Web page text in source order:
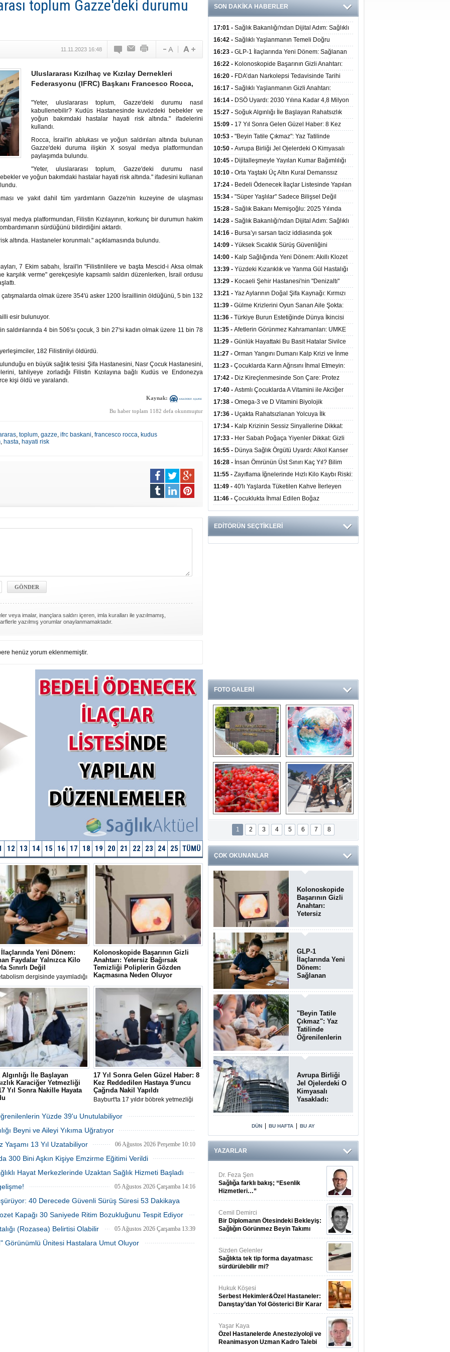
toplum Gazze'deki durumu
11.11.2023 16:48
Uluslararası Kızılhaç ve Kızılay Dernekleri
Federasyonu (IFRC) Başkanı Francesco Rocca,
"Yeter, uluslararası toplum, Gazze'deki durumu nasıl
kabullenebilir? Kudüs Hastanesinde kuvözdeki bebekler ve
yoğun bakımdaki hastalar hayati risk altında." ifadelerini
kullandı.
Rocca, İsrail'in ablukası ve yoğun saldırıları altında bulunan
Gazze'deki duruma ilişkin X sosyal medya platformundan
paylaşımda bulundu.
"Yeter, uluslararası toplum, Gazze'deki durumu nasıl
ve yoğun bakımdaki hastalar hayati risk altında." ifadesini kullanan
ve yakıt dahil tüm yardımların Gazze'nin kuzeyine de ulaşması
medya platformundan, Filistin Kızılayının, korkunç bir durumun hakim
sürdüğünü bildirdiğini aktardı.
altında. Hastaneler korunmalı." açıklamasında bulundu.
7 Ekim sabahı, İsrail'in "Filistinlilere ve başta Mescid-i Aksa olmak
verme" gerekçesiyle kapsamlı saldırı düzenlerken, İsrail ordusu
olmak üzere 354'ü asker 1200 İsraillinin öldüğünü, 5 bin 132
esir bulunuyor.
saldırılarında 4 bin 506'sı çocuk, 3 bin 27'si kadın olmak üzere 11 bin 78
182 Filistinliyi öldürdü.
en büyük sağlık tesisi Şifa Hastanesini, Nasr Çocuk Hastanesini,
tahliyeye zorladığı Filistin Kızılayına bağlı Kudüs ve Endonezya
kişi öldü ve yaralandı.
Kaynak:
Bu haber toplam 1182 defa okunmuştur
, toplum, gazze, ifrc baskani, francesco rocca, kudus
, hasta, hayati risk
veya imalar, inançlara saldırı içeren, imla kuralları ile yazılmamış,
yazılmış yorumlar onaylanmamaktadır.
henüz yorum eklenmemiştir.
12 13 14 15 16 17 18 19 20 21 22 23 24 25 TÜMÜ
Yeni Dönem:
Faydalar Yalnızca Kilo
Sınırlı Değil
dergisinde yayımladığı
zayıflama ve diyabet
kullanılan GLP-1 ilaçlarının
ve organlar arası iletişim
üzerinden kilo kaybından
biyolojik mekanizmaları
ortaya çıktı
Kolonoskopide Başarının Gizli
Anahtarı: Yetersiz Bağırsak
Temizliği Poliplerin Gözden
Kaçmasına Neden Oluyor
Uluslararası kılavuzlar, her 4 ila 5
kolonoskopiden birinde bağırsak
temizliğinin yetersiz olduğunu ve bu
durumun kanser öncüsü poliplerin
atlanmasına yol açabildiğini ortaya
koyuyor.
İle Başlayan
Karaciğer Yetmezliği
Yıl Sonra Nakille Hayata
karaciğer yetmezliği
Özlem Aydemir, 17 yıldır
müjdeli habere kadavradan
17 Yıl Sonra Gelen Güzel Haber: 8
Kez Reddedilen Hastaya 9'uncu
Çağrıda Nakil Yapıldı
Bayburt'ta 17 yıldır böbrek yetmezliği
Mustafa Öztürk, 8 kez doku
uyumsuzluğu sebebiyle hüsrana
uğramasının ardından 9'uncu kez
hayata tutundu.
Yüzde 39'u Unutulabiliyor
Beyni ve Aileyi Yıkıma Uğratıyor
06 Ağustos 2026 Perşembe 10:45
Yaşamı 13 Yıl Uzatabiliyor 06 Ağustos 2026 Perşembe 10:10
300 Bini Aşkın Kişiye Emzirme Eğitimi Verildi
05 Ağustos 2026 Çarşamba 15:28
Hayat Merkezlerinde Uzaktan Sağlık Hizmeti Başladı
05 Ağustos 2026 Çarşamba 14:28
05 Ağustos 2026 Çarşamba 14:16
40 Derecede Güvenli Sürüş Süresi 53 Dakikaya
Kapağı 30 Saniyede Ritim Bozukluğunu Tespit Ediyor
05 Ağustos 2026 Çarşamba 14:00
(Rozasea) Belirtisi Olabilir 05 Ağustos 2026 Çarşamba 13:39
Görünümlü Ünitesi Hastalara Umut Oluyor
SON DAKİKA HABERLER
17:01 - Sağlık Bakanlığı'ndan Dijital Adım: Sağlıklı
Hayat Merkezlerinde Uzaktan Danışmanlık Dönemi
Başladı
16:42 - Sağlıklı Yaşlanmanın Temeli Doğru
Beslenmeden Geçiyor: İleri Yaşta Hangi Besin
Öğelerine İhtiyaç Duyuluyor?
16:23 - GLP-1 İlaçlarında Yeni Dönem: Sağlanan
Faydalar Yalnızca Kilo Kaybıyla Sınırlı Değil
16:22 - Kolonoskopide Başarının Gizli Anahtarı:
Yetersiz Bağırsak Temizliği Poliplerin Gözden
Kaçmasına Neden Oluyor
16:20 - FDA’dan Narkolepsi Tedavisinde Tarihi
Onay: Oreksin Sistemini Hedefleyen İlk İlaç
Kullanıma Sunuldu
16:17 - Sağlıklı Yaşlanmanın Gizli Anahtarı:
Düzenli Kuvvet Antrenmanı Kas Ve Kemik Sağlığını
Koruyor
16:14 - DSÖ Uyardı: 2030 Yılına Kadar 4,8 Milyon
Hemşire ve Ebe Açığı Oluşabilir
15:27 - Soğuk Algınlığı İle Başlayan Rahatsızlık
Karaciğer Yetmezliği Çıktı: 17 Yıl Sonra Nakille
Hayata Tutundu
15:09 - 17 Yıl Sonra Gelen Güzel Haber: 8 Kez
Reddedilen Hastaya 9'uncu Çağrıda Nakil Yapıldı
10:53 - "Beyin Tatile Çıkmaz": Yaz Tatilinde
Öğrenilenlerin Yüzde 39'u Unutulabiliyor
10:50 - Avrupa Birliği Jel Ojelerdeki O Kimyasalı
Yasakladı: Kısırlık ve Alerji Riski Uyarısı
10:45 - Dijitalleşmeyle Yayılan Kumar Bağımlılığı
Beyni ve Aileyi Yıkıma Uğratıyor
10:10 - Orta Yaştaki Üç Altın Kural Demanssız
Yaşamı 13 Yıl Uzatabiliyor
17:24 - Bedeli Ödenecek İlaçlar Listesinde Yapılan
Düzenlemeler Hakkında Duyuru 2026/30
15:34 - "Süper Yaşlılar" Sadece Bilişsel Değil
Fiziksel Olarak da Daha Sağlıklı Yaşıyor
15:28 - Sağlık Bakanı Memişoğlu: 2025 Yılında
300 Bini Aşkın Kişiye Emzirme Eğitimi Verildi
14:28 - Sağlık Bakanlığı'ndan Dijital Adım: Sağlıklı
Hayat Merkezlerinde Uzaktan Sağlık Hizmeti
Başladı
14:16 - Bursa’yı sarsan taciz iddiasında şok
gelişme!
14:09 - Yüksek Sıcaklık Sürüş Güvenliğini
Düşürüyor: 40 Derecede Güvenli Sürüş Süresi 53
Dakikaya İniyor
14:00 - Kalp Sağlığında Yeni Dönem: Akıllı Klozet
Kapağı 30 Saniyede Ritim Bozukluğunu Tespit
Ediyor
13:39 - Yüzdeki Kızarıklık ve Yanma Gül Hastalığı
(Rozasea) Belirtisi Olabilir
13:29 - Kocaeli Şehir Hastanesi'nin "Denizaltı"
Görünümlü Ünitesi Hastalara Umut Oluyor
13:21 - Yaz Aylarının Doğal Şifa Kaynağı: Kırmızı
Meyveler Bağışıklığı ve Kalbi Koruyor
11:39 - Gülme Krizlerini Oyun Sanan Aile Şokta:
3,5 Yaşındaki Çocuk 8 Kez Felç Geçirdi
11:36 - Türkiye Burun Estetiğinde Dünya İkincisi
Oldu
11:35 - Afetlerin Görünmez Kahramanları: UMKE
Dev Kadrosuyla Görev Başında
11:29 - Günlük Hayattaki Bu Basit Hatalar Sivilce
Oluşumunu Tetikliyor
11:27 - Orman Yangını Dumanı Kalp Krizi ve İnme
Riskini Artırıyor
11:23 - Çocuklarda Karın Ağrısını İhmal Etmeyin:
Apandisit Habercisi Olabilir
17:42 - Diz Kireçlenmesinde Son Çare: Protez
Ameliyatı İle Yaşam Kalitesi Artıyor
17:40 - Astımlı Çocuklarda A Vitamini ile Akciğer
Hacmi Arasında Bağlantı Bulundu
17:38 - Omega-3 ve D Vitamini Biyolojik
Yaşlanmayı Yavaşlatabilir
17:36 - Uçakta Rahatsızlanan Yolcuya İlk
Müdahale Sağlık Bakanı Memişoğlu'ndan Geldi
17:34 - Kalp Krizinin Sessiz Sinyallerine Dikkat:
Yalnızca Göğüs Ağrısıyla Gelmiyor
17:33 - Her Sabah Poğaça Yiyenler Dikkat: Gizli
Şeker ve Yağ Yükü Kalbi ve Bağırsakları Tehdit
Ediyor
16:55 - Dünya Sağlık Örgütü Uyardı: Alkol Kanser
Riskini Doğrudan Artırıyor
16:28 - İnsan Ömrünün Üst Sınırı Kaç Yıl? Bilim
İnsanlarından Yeni Yaşam Süresi Modeli
11:55 - Zayıflama İğnelerinde Hızlı Kilo Kaybı Riski:
Uzmanlar Hekim Kontrolü Şart Diyor
11:49 - 40'lı Yaşlarda Tüketilen Kahve İlerleyen
Yıllarda Zihinsel ve Fiziksel Sağlığı Koruyor
11:46 - Çocuklukta İhmal Edilen Boğaz
Enfeksiyonu İleride Kalp Kapağını Bozabiliyor
EDİTÖRÜN SEÇTİKLERİ
FOTO GALERİ
Ve burası da bir
devlet hastanesi
14 soruda
Koronavirüs
hakkında kendinizi
test edin...
Gilaburu meyvesi
kanserden koruyor
Endonezya’daki
deprem: Ölü sayısı
bin 203'e yükseldi
1 2 3 4 5 6 7 8
ÇOK OKUNANLAR
Kolonoskopide
Başarının Gizli
Anahtarı:
Yetersiz
Temizliği
Poliplerin
Kaçmasına
Neden Oluyor
GLP-1
İlaçlarında Yeni
Dönem:
Sağlanan
Yalnızca Kilo
Kaybıyla Sınırlı
"Beyin Tatile
Çıkmaz": Yaz
Tatilinde
Öğrenilenlerin
Unutulabiliyor
Avrupa Birliği
Jel Ojelerdeki O
Kimyasalı
Yasakladı:
Riski Uyarısı
DÜN BU HAFTA BU AY
YAZARLAR
Dr. Feza Şen
Sağlığa farklı bakış; “Esenlik
Hizmetleri…”
Cemil Demirci
Bir Diplomanın Ötesindeki Bekleyiş:
Sağlığın Görünmez Beyin Takımı
Sizden Gelenler
Sağlıkta tek tip forma dayatması:
sürdürülebilir mi?
Hukuk Köşesi
Serbest Hekimler&Özel Hastaneler:
Danıştay’dan Yol Gösterici Bir Karar
Yaşar Kaya
Özel Hastanelerde Anesteziyoloji ve
Reanimasyon Uzman Kadro Talebi